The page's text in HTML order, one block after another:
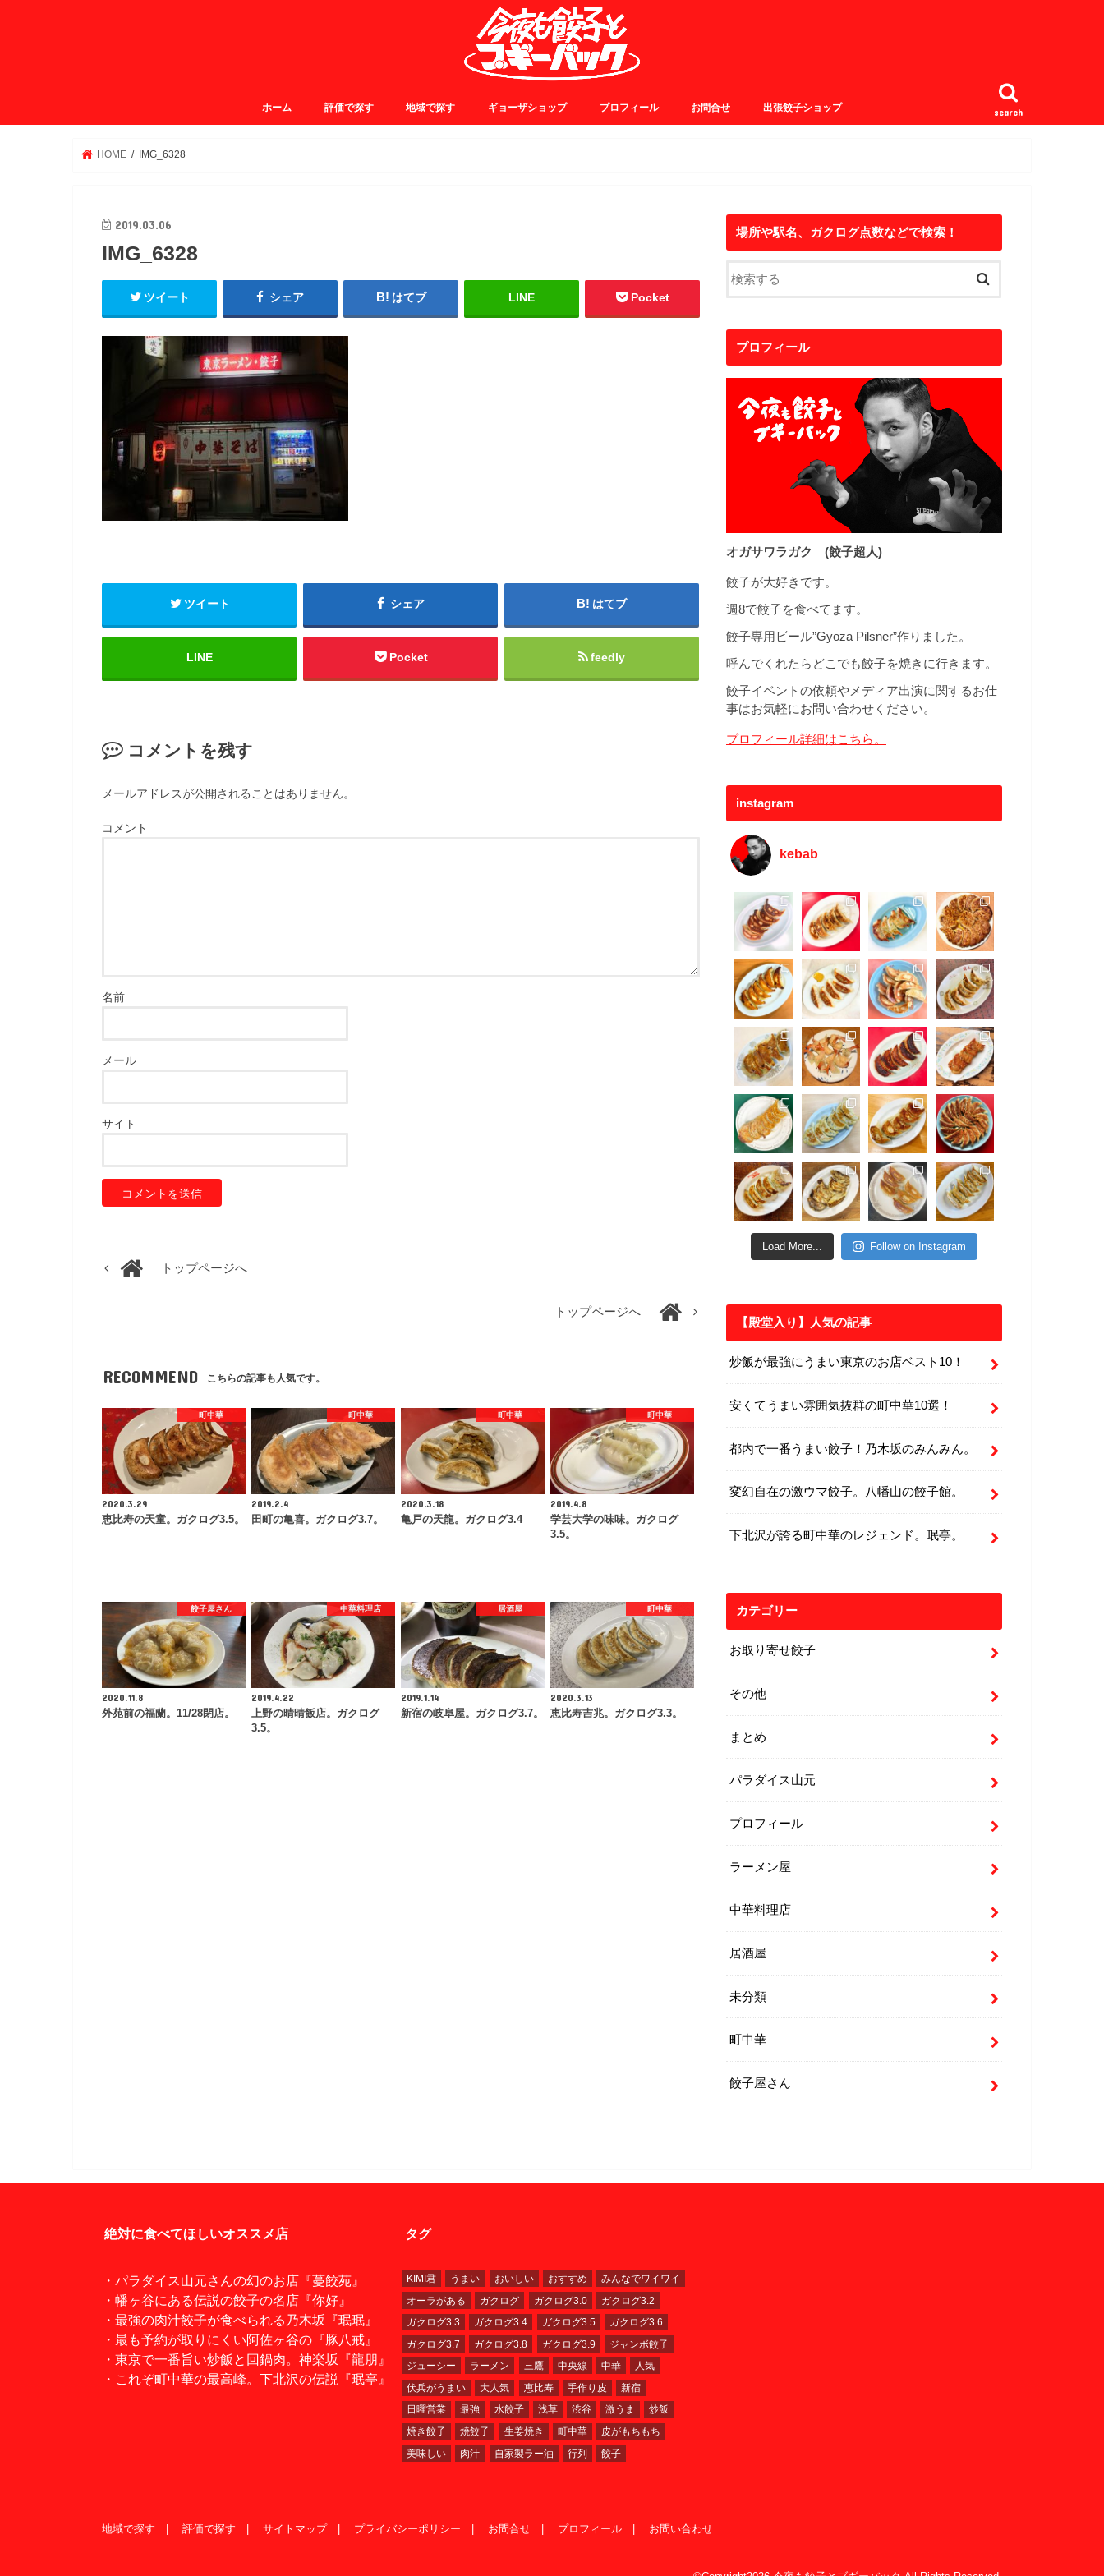
search
ホーム 評価で探す 地域で探す ギョーザショップ プロフィール お問合せ 出張餃子ショップ
HOME IMG_6328
2019.03.06
IMG_6328
ツイート シェア はてブ LINE Pocket
ツイート シェア はてブ
LINE Pocket feedly
コメントを残す
メールアドレスが公開されることはありません。
コメント
名前
メール
サイト
トップページへ
トップページへ
RECOMMEND こちらの記事も人気です。
町中華
2020.3.29
恵比寿の天童。ガクログ3.5。
町中華
2019.2.4
田町の亀喜。ガクログ3.7。
町中華
2020.3.18
亀戸の天龍。ガクログ3.4
町中華
2019.4.8
学芸大学の味味。ガクログ
3.5。
餃子屋さん
2020.11.8
外苑前の福蘭。11/28閉店。
中華料理店
2019.4.22
上野の晴晴飯店。ガクログ
3.5。
居酒屋
2019.1.14
新宿の岐阜屋。ガクログ3.7。
町中華
2020.3.13
恵比寿吉兆。ガクログ3.3。
場所や駅名、ガクログ点数などで検索！
プロフィール
オガサワラガク (餃子超人)
餃子が大好きです。
週8で餃子を食べてます。
餃子専用ビール”Gyoza Pilsner”作りました。
呼んでくれたらどこでも餃子を焼きに行きます。
餃子イベントの依頼やメディア出演に関するお仕
事はお気軽にお問い合わせください。
プロフィール詳細はこちら。
instagram
kebab
Load More... Follow on Instagram
【殿堂入り】人気の記事
炒飯が最強にうまい東京のお店ベスト10！
安くてうまい雰囲気抜群の町中華10選！
都内で一番うまい餃子！乃木坂のみんみん。
変幻自在の激ウマ餃子。八幡山の餃子館。
下北沢が誇る町中華のレジェンド。珉亭。
カテゴリー
お取り寄せ餃子
その他
まとめ
パラダイス山元
プロフィール
ラーメン屋
中華料理店
居酒屋
未分類
町中華
餃子屋さん
絶対に食べてほしいオススメ店
・パラダイス山元さんの幻のお店『蔓餃苑』
・幡ヶ谷にある伝説の餃子の名店『你好』
・最強の肉汁餃子が食べられる乃木坂『珉珉』
・最も予約が取りにくい阿佐ヶ谷の『豚八戒』
・東京で一番旨い炒飯と回鍋肉。神楽坂『龍朋』
・これぞ町中華の最高峰。下北沢の伝説『珉亭』
タグ
KIMI君 うまい おいしい おすすめ
みんなでワイワイ
オーラがある
ガクログ ガクログ3.0
ガクログ3.2
ガクログ3.3
ガクログ3.4 ガクログ3.5
ガクログ3.6
ガクログ3.7
ガクログ3.8 ガクログ3.9
ジャンボ餃子
ジューシー
ラーメン 三鷹 中央線 中華
人気
伏兵がうまい
大人気 恵比寿 手作り皮
新宿
日曜営業
最強 水餃子 浅草 渋谷 激うま
炒飯
焼き餃子
焼餃子 生姜焼き 町中華
皮がもちもち
美味しい
肉汁 自家製ラー油 行列 餃子
地域で探す 評価で探す サイトマップ プライバシーポリシー お問合せ プロフィール お問い合わせ